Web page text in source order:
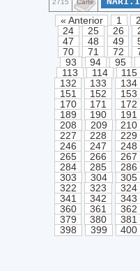
2715 Carte
« Anterior 1 2
24
25 26
47
48 49
70
71 72
93
94 95
113
114 115
132
133 134
151
152 153
170
171 172
189
190 191
208
209 210
227
228 229
246
247 248
265
266 267
284
285 286
303
304 305
322
323 324
341
342 343
360
361 362
379
380 381
398
399 400